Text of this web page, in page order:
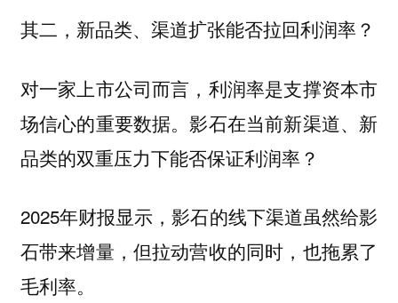
其二，新品类、渠道扩张能否拉回利润率？
对一家上市公司而言，利润率是支撑资本市
场信心的重要数据。影石在当前新渠道、新
品类的双重压力下能否保证利润率？
2025年财报显示，影石的线下渠道虽然给影
石带来增量，但拉动营收的同时，也拖累了
毛利率。